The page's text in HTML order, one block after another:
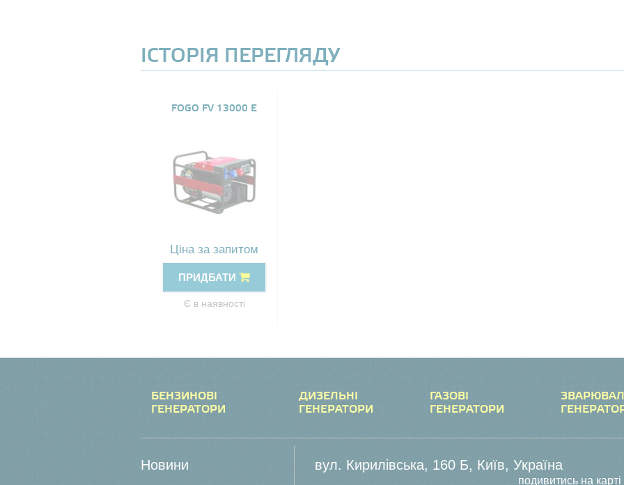
ІСТОРІЯ ПЕРЕГЛЯДУ
FOGO FV 13000 E
Ціна за запитом
ПРИДБАТИ
Є в наявності
БЕНЗИНОВІ
ГЕНЕРАТОРИ
ДИЗЕЛЬНІ
ГЕНЕРАТОРИ
ГАЗОВІ
ГЕНЕРАТОРИ
Новини вул. Кирилівська, 160 Б, Київ, Україна
подивитись на карті